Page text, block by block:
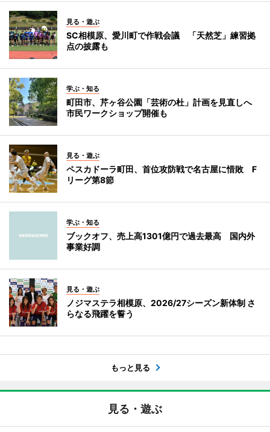
見る・遊ぶ
SC相模原、愛川町で作戦会議 「天然芝」練習拠
点の披露も
学ぶ・知る
町田市、芹ヶ谷公園「芸術の杜」計画を見直しへ
市民ワークショップ開催も
見る・遊ぶ
ペスカドーラ町田、首位攻防戦で名古屋に惜敗 F
リーグ第8節
学ぶ・知る
ブックオフ、売上高1301億円で過去最高 国内外
事業好調
見る・遊ぶ
ノジマステラ相模原、2026/27シーズン新体制 さ
らなる飛躍を誓う
もっと見る
見る・遊ぶ